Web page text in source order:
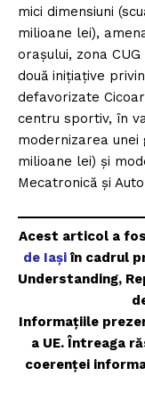
mici dimensiuni
milioane lei),
orașului, zona
două inițiațive
defavorizate
centru sportiv, în
modernizarea unei
milioane lei) și
Mecatronică și
Acest articol a
de Iașiîn cadrul
Understanding,
Informațiile
a UE. Întreaga
coerenței